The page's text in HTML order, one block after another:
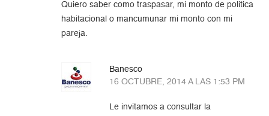
Quiero saber como traspasar, mi monto de politica
habitacional o mancumunar mi monto con mi
pareja.
Banesco
16 OCTUBRE, 2014 A LAS 1:53 PM
Le invitamos a consultar la